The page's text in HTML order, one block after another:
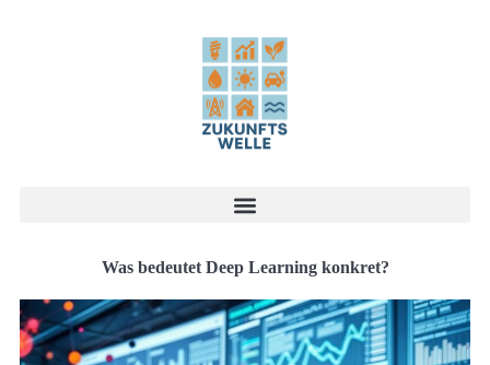
Was bedeutet Deep Learning konkret?